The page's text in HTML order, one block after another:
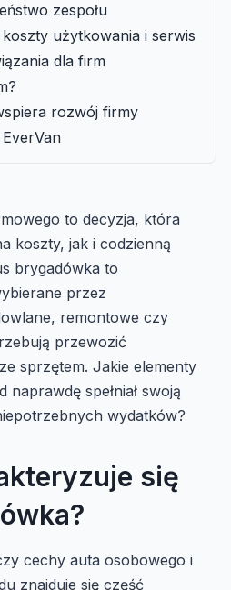
zespołu
użytkowania i serwis
dla firm
rozwój firmy
to decyzja, która
koszty, jak i codzienną
brygadówka to
przez
remontowe czy
przewozić
sprzętem. Jakie elementy
spełniał swoją
wydatków?
się
cechy auta osobowego i
znajduje się część